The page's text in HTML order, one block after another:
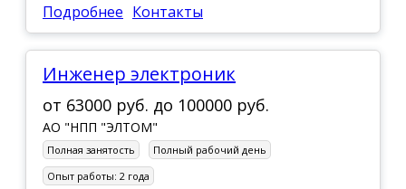
Подробнее Контакты
Инженер электроник
от 63000 руб. до 100000 руб.
АО "НПП "ЭЛТОМ"
Полная занятость
Полный рабочий день
Опыт работы: 2 года